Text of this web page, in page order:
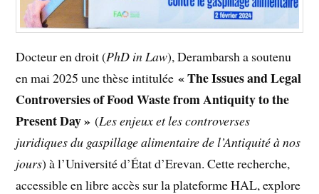
Docteur en droit (PhD in Law), Derambarsh a soutenu
en mai 2025 une thèse intitulée« The Issues and Legal
Controversies of Food Waste from Antiquity to the
Present Day » (Les enjeux et les controverses
juridiques du gaspillage alimentaire de l’Antiquité à nos
jours) à l’Université d’État d’Erevan. Cette recherche,
accessible en libre accès sur la plateforme HAL, explore